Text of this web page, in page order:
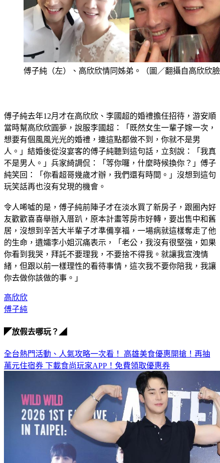
傅子純去年12月才在高欣欣、李國超的婚禮擔任招待，游安順
當時幫高欣欣圓夢，說服李國超：「既然女生一輩子嫁一次，
想要有個風風光光的婚禮，連這點都做不到，你就不是男
人。」結婚後從沒宴客的傅子純聽到這句話，立刻說：「我真
不是男人。」兵家綺調侃：「等你囉，什麼時候換你？」傅子
純笑回：「你看超哥幾歲才辦，我們還有時間。」沒想到這句
令人唏噓的是，傅子純前陣子才在淡水買了新房子，跟圈內好
友歡歡喜喜舉辦入厝趴，原本計畫等房市好轉，要出售中和舊
居，沒想到辛苦大半輩子才準備享福，一場病就這樣奪走了他
的生命，遺孀李小姐沉痛表示，「老公，我沒有很堅強，如果
你看到我哭，拜託不要理我，不要捨不得我。就讓我宣洩情
緒，但跟以前一樣理性的看待事情，這次我不要你陪我，我讓
高欣欣
全台熱門活動、人氣攻略一次看！高雄美食優惠開搶！再抽
下載食尚玩家APP！免費領取優惠券